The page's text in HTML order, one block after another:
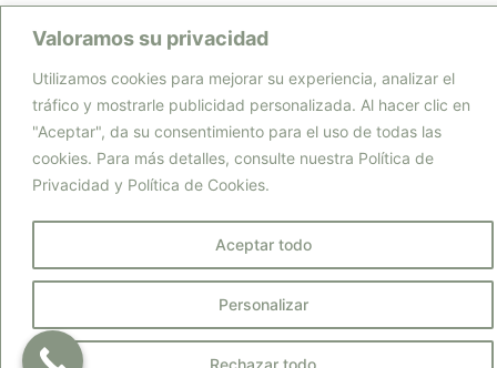
Valoramos su privacidad
Utilizamos cookies para mejorar su experiencia, analizar el
tráfico y mostrarle publicidad personalizada. Al hacer clic en
"Aceptar", da su consentimiento para el uso de todas las
cookies. Para más detalles, consulte nuestra Política de
Privacidad y Política de Cookies.
Personalizar
Rechazar todo
Aceptar todo